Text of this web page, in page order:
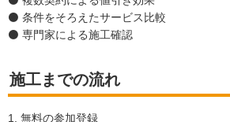
⚫ 条件をそろえたサービス比較
⚫ 専門家による施工確認
施工までの流れ
1. 無料の参加登録